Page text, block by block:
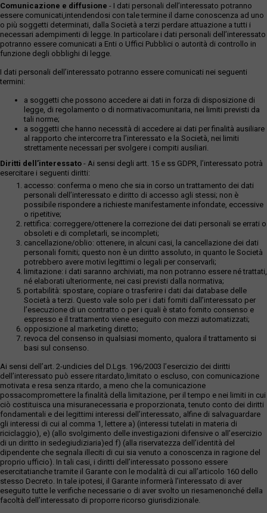
Comunicazione e diffusione - I dati personali dell’interessato potranno
essere comunicati,intendendosi con tale termine il darne conoscenza ad uno
o più soggetti determinati, dalla Società a terzi perdare attuazione a tutti i
necessari adempimenti di legge. In particolare i dati personali dell’interessato
potranno essere comunicati a Enti o Uffici Pubblici o autorità di controllo in
funzione degli obblighi di legge.
I dati personali dell’interessato potranno essere comunicati nei seguenti
termini:
a soggetti che possono accedere ai dati in forza di disposizione di
legge, di regolamento o di normativacomunitaria, nei limiti previsti da
tali norme;
a soggetti che hanno necessità di accedere ai dati per finalità ausiliare
al rapporto che intercorre tra l’interessato e la Società, nei limiti
strettamente necessari per svolgere i compiti ausiliari.
Diritti dell’interessato - Ai sensi degli artt. 15 e ss GDPR, l’interessato potrà
esercitare i seguenti diritti:
accesso: conferma o meno che sia in corso un trattamento dei dati
personali dell’interessato e diritto di accesso agli stessi; non è
possibile rispondere a richieste manifestamente infondate, eccessive
o ripetitive;
rettifica: correggere/ottenere la correzione dei dati personali se errati o
obsoleti e di completarli, se incompleti;
cancellazione/oblio: ottenere, in alcuni casi, la cancellazione dei dati
personali forniti; questo non è un diritto assoluto, in quanto le Società
potrebbero avere motivi legittimi o legali per conservarli;
limitazione: i dati saranno archiviati, ma non potranno essere né trattati,
né elaborati ulteriormente, nei casi previsti dalla normativa;
portabilità: spostare, copiare o trasferire i dati dai database delle
Società a terzi. Questo vale solo per i dati forniti dall’interessato per
l’esecuzione di un contratto o per i quali è stato fornito consenso e
espresso e il trattamento viene eseguito con mezzi automatizzati;
opposizione al marketing diretto;
revoca del consenso in qualsiasi momento, qualora il trattamento si
basi sul consenso.
Ai sensi dell’art. 2-undicies del D.Lgs. 196/2003 l’esercizio dei diritti
dell’interessato può essere ritardato,limitato o escluso, con comunicazione
motivata e resa senza ritardo, a meno che la comunicazione
possacompromettere la finalità della limitazione, per il tempo e nei limiti in cui
ciò costituisca una misuranecessaria e proporzionata, tenuto conto dei diritti
fondamentali e dei legittimi interessi dell’interessato, alfine di salvaguardare
gli interessi di cui al comma 1, lettere a) (interessi tutelati in materia di
riciclaggio), e) (allo svolgimento delle investigazioni difensive o all’esercizio
di un diritto in sedegiudiziaria)ed f) (alla riservatezza dell’identità del
dipendente che segnala illeciti di cui sia venuto a conoscenza in ragione del
proprio ufficio). In tali casi, i diritti dell’interessato possono essere
esercitatianche tramite il Garante con le modalità di cui all’articolo 160 dello
stesso Decreto. In tale ipotesi, il Garante informerà l’interessato di aver
eseguito tutte le verifiche necessarie o di aver svolto un riesamenonché della
facoltà dell’interessato di proporre ricorso giurisdizionale.